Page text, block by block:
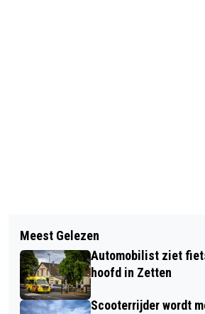
ZONNIGE LENTEWEEK MET
OPLOPENDE
VLINDERSTICHTING:
KONINGINNENPAGE IN
LAND TE ZIEN
Meest Gelezen
Automobilist ziet
hoofd in Zetten
Scooterrijder wordt